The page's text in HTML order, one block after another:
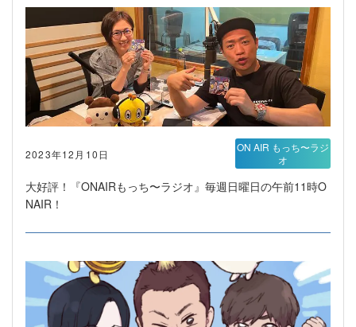
2023年12月10日
大好評！『ONAIRもっち〜ラジオ』毎週日曜日の午前11時O
NAIR！
ON AIR もっち〜ラジ
オ